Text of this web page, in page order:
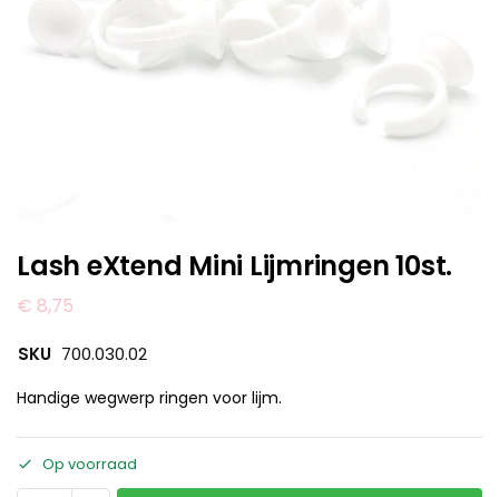
Lash eXtend Mini Lijmringen 10st.
€ 8,75
SKU 700.030.02
Handige wegwerp ringen voor lijm.
Op voorraad